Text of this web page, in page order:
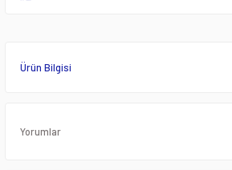
Ürün Bilgisi
Yorumlar